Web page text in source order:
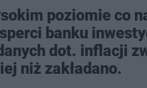
poziomie co
banku
dot. inflacji
niż zakładano.